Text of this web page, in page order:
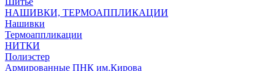
НАШИВКИ, ТЕРМОАППЛИКАЦИИ
Нашивки
Термоаппликации
НИТКИ
Полиэстер
Армированные ПНК им.Кирова